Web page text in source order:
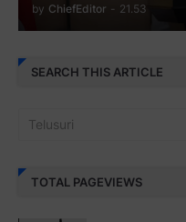
by ChiefEditor - 21.53
SEARCH THIS ARTICLE
TOTAL PAGEVIEWS